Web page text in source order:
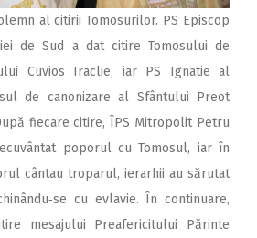
al citirii Tomosurilor. PS Episcop
de Sud a dat citire Tomosului de
Cuvios Iraclie, iar PS Ignatie al
de canonizare al Sfântului Preot
fiecare citire, ÎPS Mitropolit Petru
poporul cu Tomosul, iar în
cântau troparul, ierarhii au sărutat
cu evlavie. În continuare,
mesajului Preafericitului Părinte